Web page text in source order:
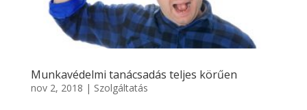
Munkavédelmi tanácsadás teljes körűen
nov 2, 2018 | Szolgáltatás